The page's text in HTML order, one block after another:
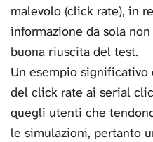
malevolo (click rate), in
informazione da sola
buona riuscita del test.
Un esempio significativo
del click rate ai serial
quegli utenti che
le simulazioni, pertanto